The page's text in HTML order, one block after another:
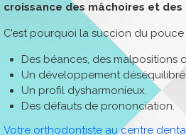
croissance des mâchoires et des
C’est pourquoi la succion du
Des béances, des malpositions
Un développement
Un profil dysharmonieux.
Des défauts de prononciation.
Votre orthodontiste au centre